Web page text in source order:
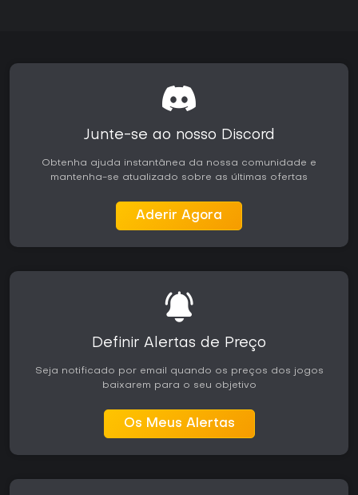
Junte-se ao nosso Discord
Obtenha ajuda instantânea da nossa comunidade e
mantenha-se atualizado sobre as últimas ofertas
Aderir Agora
Definir Alertas de Preço
Seja notificado por email quando os preços dos jogos
baixarem para o seu objetivo
Os Meus Alertas